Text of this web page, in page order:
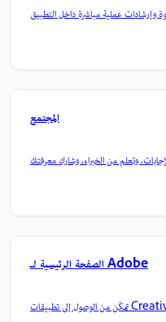
المجتمع
الصفحة الرئيسية لـ Adobe
تمكّن من الوصول إلى تطبيقات Creative Cloud وخدماتها المفضلة بالإضافة إلى إدارة